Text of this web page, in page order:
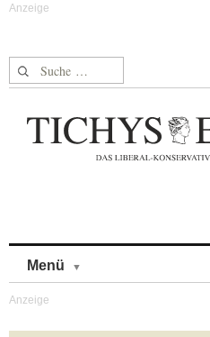
Suche nach:
Menü